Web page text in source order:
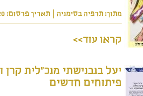
מתוך: תרפיה בסימניה תאריך פרסום: 08.2020
קראו עוד>>
יעל בנבנישתי מנכ"לית קרן
פיתוחים חדשים